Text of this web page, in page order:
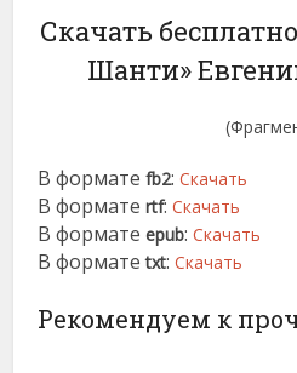
Скачать
Шанти»
В форматеfb2:Скачать
В форматеrtf:Скачать
В форматеepub:Скачать
В форматеtxt:Скачать
Рекомендуем к